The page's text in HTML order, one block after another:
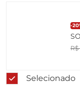
-
R$
Selecionado